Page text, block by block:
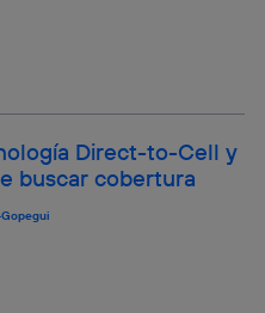
Direct-to-Cell y
buscar cobertura